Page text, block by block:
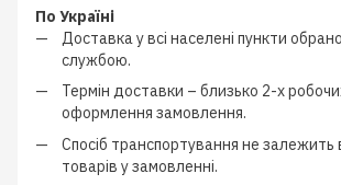
По Україні
Доставка у всі населені пункти
службою.
Термін доставки – близько 2-х
оформлення замовлення.
Спосіб транспортування не залежить
товарів у замовленні.